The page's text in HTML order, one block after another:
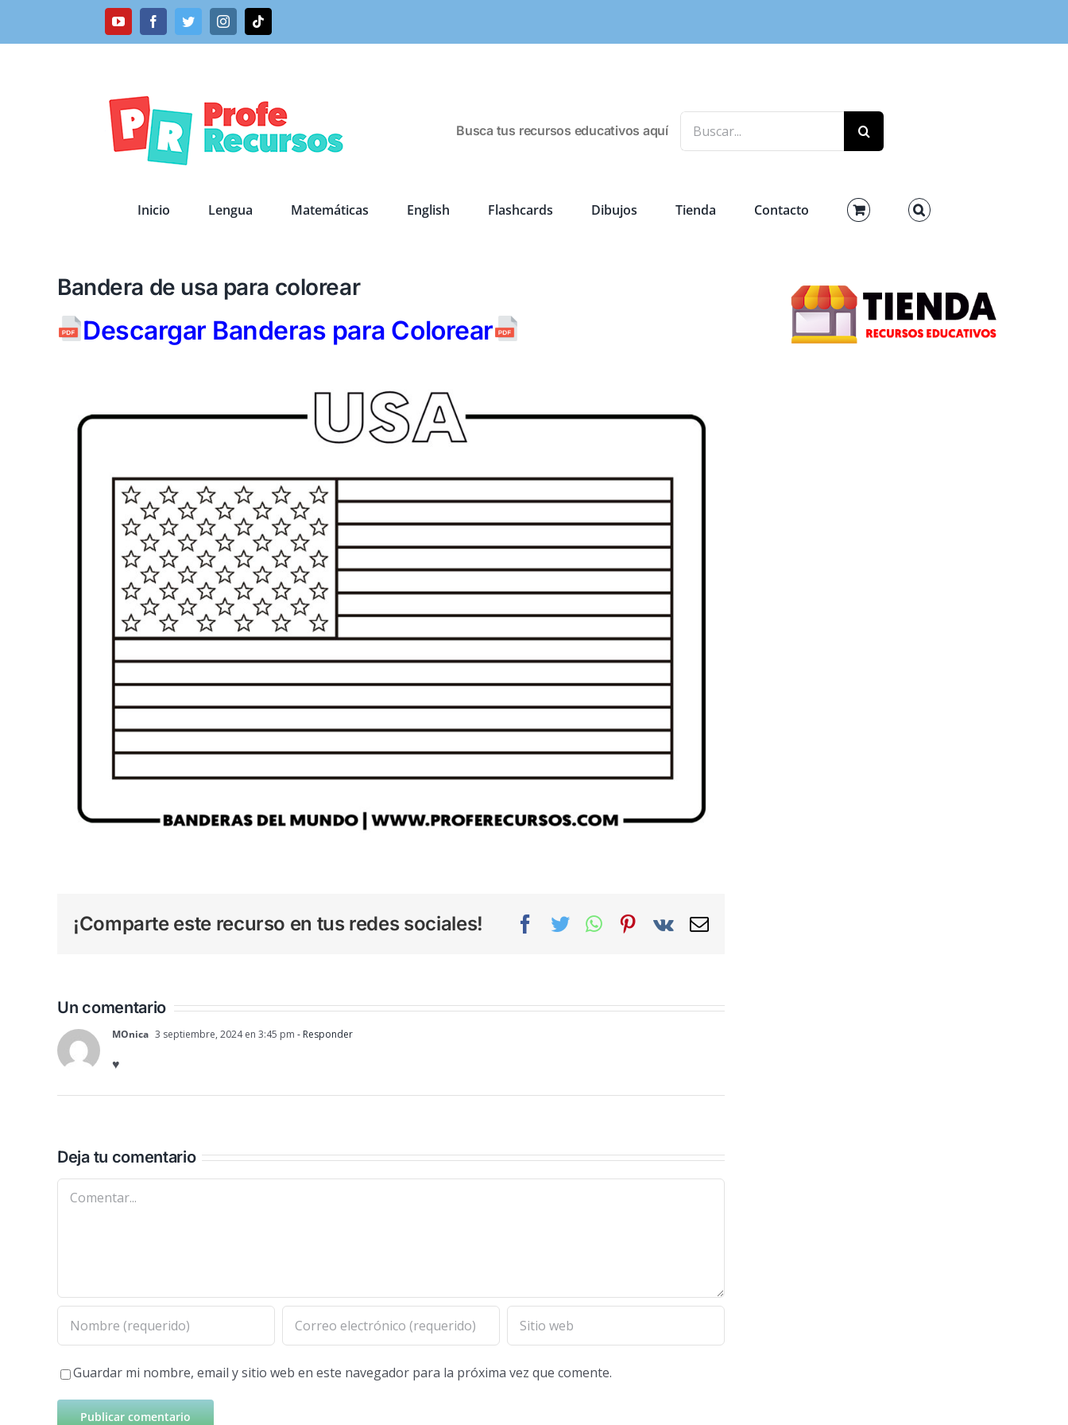
YouTubeFacebookTwitterInstagramTiktok
Busca tus recursos educativos aquí
Inicio Lengua Matemáticas English Flashcards Dibujos Tienda Contacto
Bandera de usa para colorear
Descargar Banderas para Colorear
¡Comparte este recurso en tus redes sociales! Facebook
TwitterWhatsAppPinterest
Vk
Correo
Un comentario
MOnica 3 septiembre, 2024 en 3:45 pm - Responder
♥
Deja tu comentario
Comentar
Guardar mi nombre, email y sitio web en este navegador para la próxima vez que comente.